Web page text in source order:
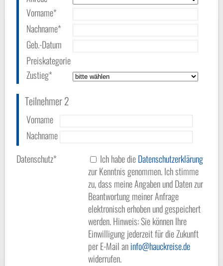
Vorname*
Nachname*
Geb.-Datum
Preiskategorie
Zustieg*
Teilnehmer 2
Vorname
Nachname
Datenschutz*
Ich habe dieDatenschutzerklärung
zur Kenntnis genommen. Ich stimme
zu, dass meine Angaben und Daten zur
Beantwortung meiner Anfrage
elektronisch erhoben und gespeichert
werden. Hinweis: Sie können Ihre
Einwilligung jederzeit für die Zukunft
per E-Mail aninfo
hauckreise.de
widerrufen.